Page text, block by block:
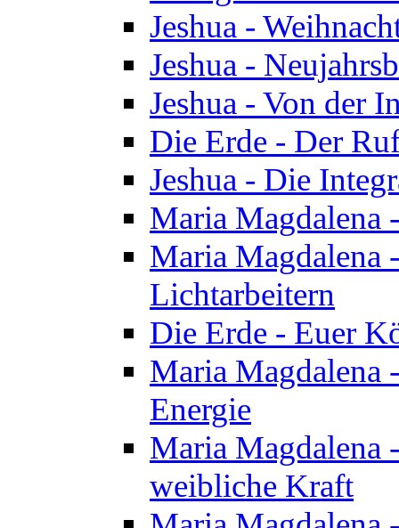
Jeshua -
Jeshua -
Jeshua - Von der
Die Erde - Der
Jeshua - Die
Maria Magdalena
Maria Magdalena
Lichtarbeitern
Die Erde - Euer
Maria Magdalena
Energie
Maria Magdalena
weibliche Kraft